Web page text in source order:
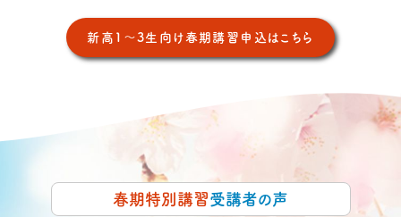
新高1〜3生向け春期講習 申込はこちら
春期特別講習受講者の声